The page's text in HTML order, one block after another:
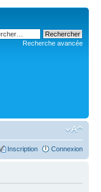
Recherche avancée
Inscription Connexion